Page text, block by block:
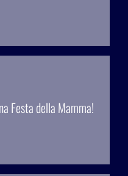
Festa della Mamma!